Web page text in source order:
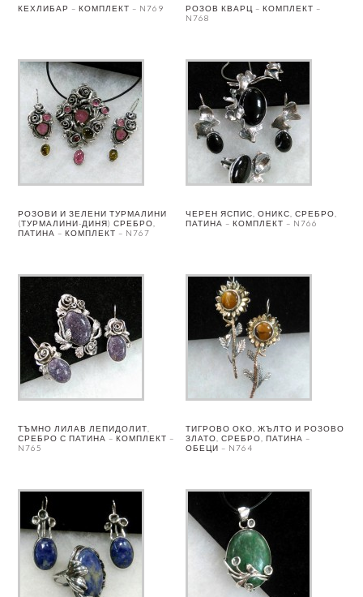
КЕХЛИБАР – КОМПЛЕКТ – N769
РОЗОВ КВАРЦ – КОМПЛЕКТ –
N768
РОЗОВИ И ЗЕЛЕНИ ТУРМАЛИНИ
(ТУРМАЛИНИ-ДИНЯ) СРЕБРО,
ПАТИНА – КОМПЛЕКТ – N767
ЧЕРЕН ЯСПИС, ОНИКС, СРЕБРО,
ПАТИНА – КОМПЛЕКТ – N766
ТЪМНО ЛИЛАВ ЛЕПИДОЛИТ,
СРЕБРО С ПАТИНА – КОМПЛЕКТ –
N765
ТИГРОВО ОКО, ЖЪЛТО И РОЗОВО
ЗЛАТО, СРЕБРО, ПАТИНА –
ОБЕЦИ – N764